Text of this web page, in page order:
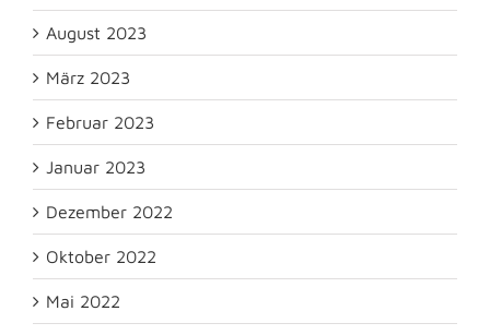
August 2023
März 2023
Februar 2023
Januar 2023
Dezember 2022
Oktober 2022
Mai 2022